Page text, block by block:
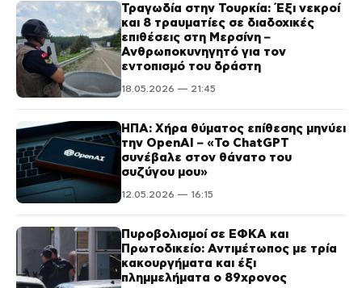
Τραγωδία στην Τουρκία: Έξι νεκροί
και 8 τραυματίες σε διαδοχικές
επιθέσεις στη Μερσίνη –
Ανθρωποκυνηγητό για τον
εντοπισμό του δράστη
18.05.2026 — 21:45
ΗΠΑ: Χήρα θύματος επίθεσης μηνύει
την OpenAI – «Το ChatGPT
συνέβαλε στον θάνατο του
συζύγου μου»
12.05.2026 — 16:15
Πυροβολισμοί σε ΕΦΚΑ και
Πρωτοδικείο: Αντιμέτωπος με τρία
κακουργήματα και έξι
πλημμελήματα ο 89χρονος